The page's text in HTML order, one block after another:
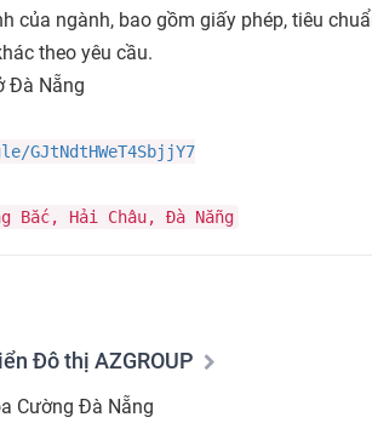
của ngành, bao gồm giấy phép, tiêu
theo yêu cầu.
Đà Nẵng
GJtNdtHWeT4SbjjY7
Bắc, Hải Châu, Đà Nẵng
Đô thị AZGROUP
Cường Đà Nẵng